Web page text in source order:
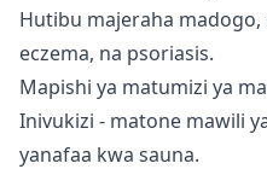
Hutibu majeraha
eczema, na psoriasis.
Mapishi ya matumizi ya
Inivukizi - matone mawili
yanafaa kwa sauna.